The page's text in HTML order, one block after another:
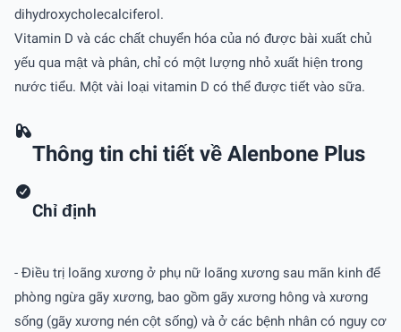
dihydroxycholecalciferol.
Vitamin D và các chất chuyển hóa của nó được bài xuất chủ
yếu qua mật và phân, chỉ có một lượng nhỏ xuất hiện trong
nước tiểu. Một vài loại vitamin D có thể được tiết vào sữa.
Thông tin chi tiết về Alenbone Plus
Chỉ định
- Điều trị loãng xương ở phụ nữ loãng xương sau mãn kinh để
phòng ngừa gãy xương, bao gồm gãy xương hông và xương
sống (gãy xương nén cột sống) và ở các bệnh nhân có nguy cơ